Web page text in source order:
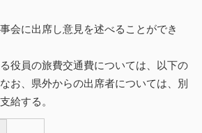
会に出席し意見を述べることができ
役員の旅費交通費については、以下の
お、県外からの出席者については、別
給する。